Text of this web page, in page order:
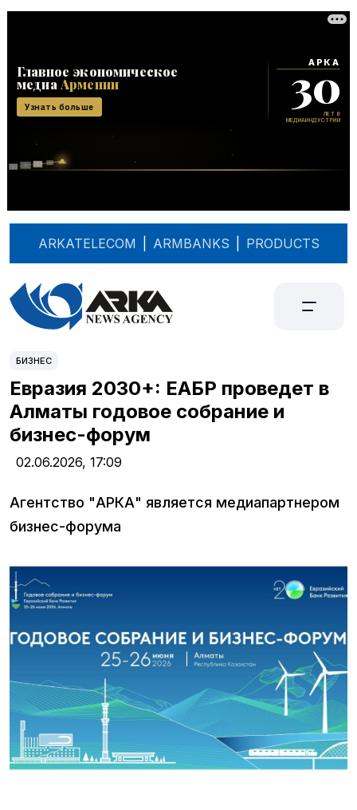
ARKATELECOM ARMBANKS PRODUCTS
БИЗНЕС
Евразия 2030+: ЕАБР проведет в
Алматы годовое собрание и
бизнес-форум
02.06.2026, 17:09
Агентство "АРКА" является медиапартнером
бизнес-форума